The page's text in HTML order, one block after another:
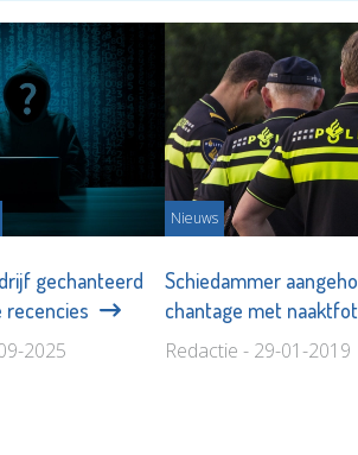
gechanteerd
recencies
2025
Nieuws
Schiedammer
chantage met
Redactie - 29-01-2019